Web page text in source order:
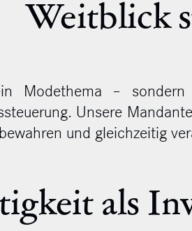
Weitblick
Modethema – sondern
Unsere
und gleichzeitig
als